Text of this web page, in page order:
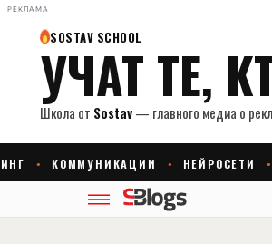
РЕКЛАМА